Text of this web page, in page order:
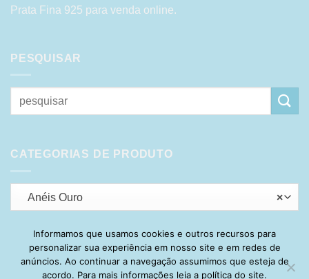
Prata Fina 925 para venda online.
PESQUISAR
Pesquisar
por:
CATEGORIAS DE PRODUTO
×
Anéis Ouro
Visa PayPal Stripe MasterCard
Cash
On
HOME SOBRE POLÍTICA DE PRIVACIDADE ENTREGA
Informamos que usamos cookies e outros recursos para
personalizar sua experiência em nosso site e em redes de
anúncios. Ao continuar a navegação assumimos que esteja de
acordo. Para mais informações leia a política do site.